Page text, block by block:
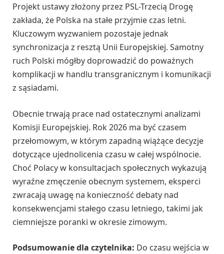
Projekt ustawy złożony przez PSL-Trzecią Drogę
zakłada, że Polska na stałe przyjmie czas letni.
Kluczowym wyzwaniem pozostaje jednak
synchronizacja z resztą Unii Europejskiej. Samotny
ruch Polski mógłby doprowadzić do poważnych
komplikacji w handlu transgranicznym i komunikacji
z sąsiadami.
Obecnie trwają prace nad ostatecznymi analizami
Komisji Europejskiej. Rok 2026 ma być czasem
przełomowym, w którym zapadną wiążące decyzje
dotyczące ujednolicenia czasu w całej wspólnocie.
Choć Polacy w konsultacjach społecznych wykazują
wyraźne zmęczenie obecnym systemem, eksperci
zwracają uwagę na konieczność debaty nad
konsekwencjami stałego czasu letniego, takimi jak
ciemniejsze poranki w okresie zimowym.
Podsumowanie dla czytelnika: Do czasu wejścia w